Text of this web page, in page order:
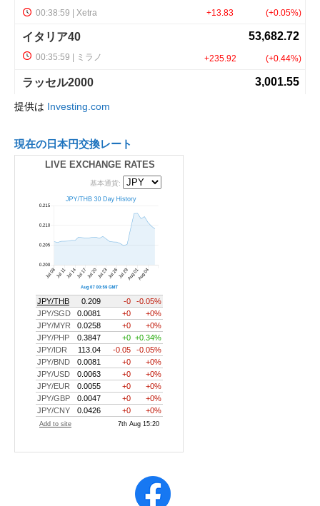
提供は Investing.com
現在の日本円交換レート
LIVE EXCHANGE RATES